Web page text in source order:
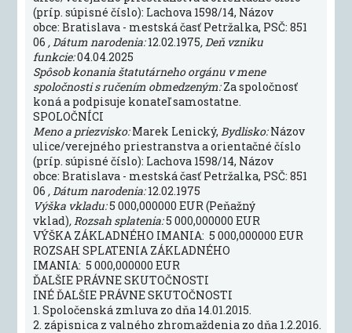
(príp. súpisné číslo): Lachova 1598/14, Názov
obce: Bratislava - mestská časť Petržalka, PSČ: 851
06 , Dátum narodenia:12.02.1975, Deň vzniku
funkcie:04.04.2025
Spôsob konania štatutárneho orgánu v mene
spoločnosti s ručením obmedzeným:Za spoločnosť
koná a podpisuje konateľ samostatne.
SPOLOČNÍCI
Meno a priezvisko:Marek Lenický,Bydlisko:Názov
ulice/verejného priestranstva a orientačné číslo
(príp. súpisné číslo): Lachova 1598/14, Názov
obce: Bratislava - mestská časť Petržalka, PSČ: 851
06 , Dátum narodenia:12.02.1975
Výška vkladu:5 000,000000 EUR (Peňažný
vklad), Rozsah splatenia:5 000,000000 EUR
VÝŠKA ZÁKLADNÉHO IMANIA: 5 000,000000 EUR
ROZSAH SPLATENIA ZÁKLADNÉHO
IMANIA: 5 000,000000 EUR
ĎALŠIE PRÁVNE SKUTOČNOSTI
INÉ ĎALŠIE PRÁVNE SKUTOČNOSTI
1. Spoločenská zmluva zo dňa 14.01.2015.
2. zápisnica z valného zhromaždenia zo dňa 1.2.2016.